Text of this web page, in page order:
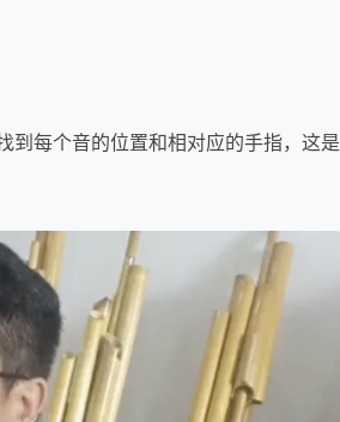
到每个音的位置和相对应的手指，这是